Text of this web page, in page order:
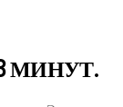
МИНУТ.